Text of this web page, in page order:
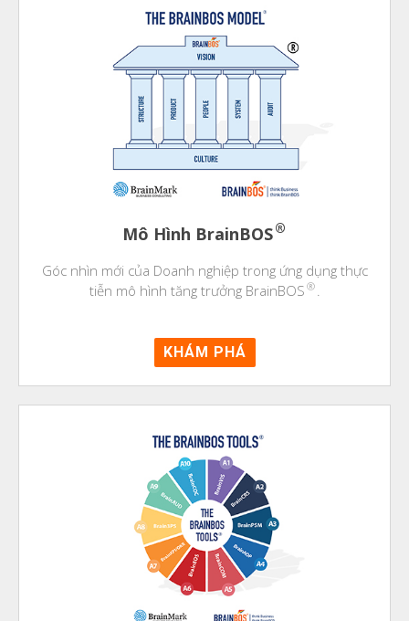
Mô Hình BrainBOS®
Góc nhìn mới của Doanh nghiệp trong ứng dụng thực
tiễn mô hình tăng trưởng BrainBOS ®
KHÁM PHÁ